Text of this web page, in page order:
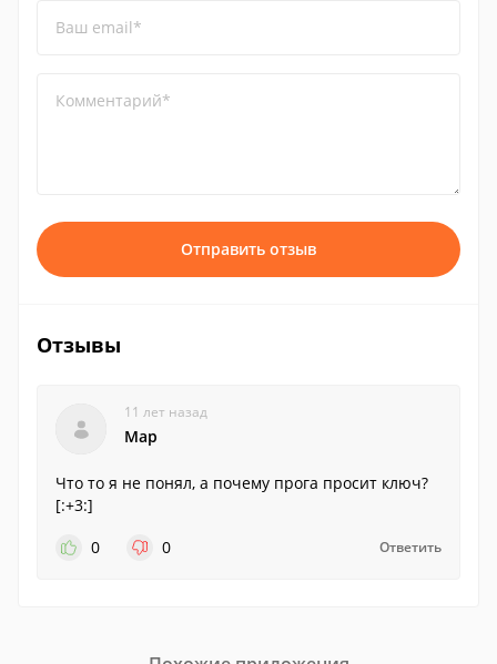
Ваш email*
Комментарий*
Отправить отзыв
Отзывы
11 лет назад
Map
Что то я не понял, а почему прога просит ключ?
[:+3:]
0
0 Ответить